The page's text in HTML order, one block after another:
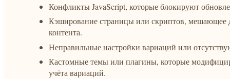
Конфликты JavaScript, которые блокируют
Кэширование страницы или скриптов, мешающее
контента.
Неправильные настройки вариаций или
Кастомные темы или плагины, которые
учёта вариаций.